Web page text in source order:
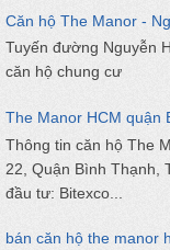
Căn hộ The Manor -
Tuyến đường Nguyễn
căn hộ chung cư
The Manor HCM quận
Thông tin căn hộ The
22, Quận Bình Thạnh,
đầu tư: Bitexco...
bán căn hộ the manor